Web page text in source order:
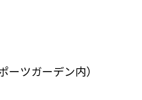
ツガーデン内）